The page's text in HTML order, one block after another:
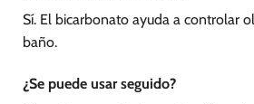
Sí. El bicarbonato ayuda a controlar
baño.
¿Se puede usar seguido?